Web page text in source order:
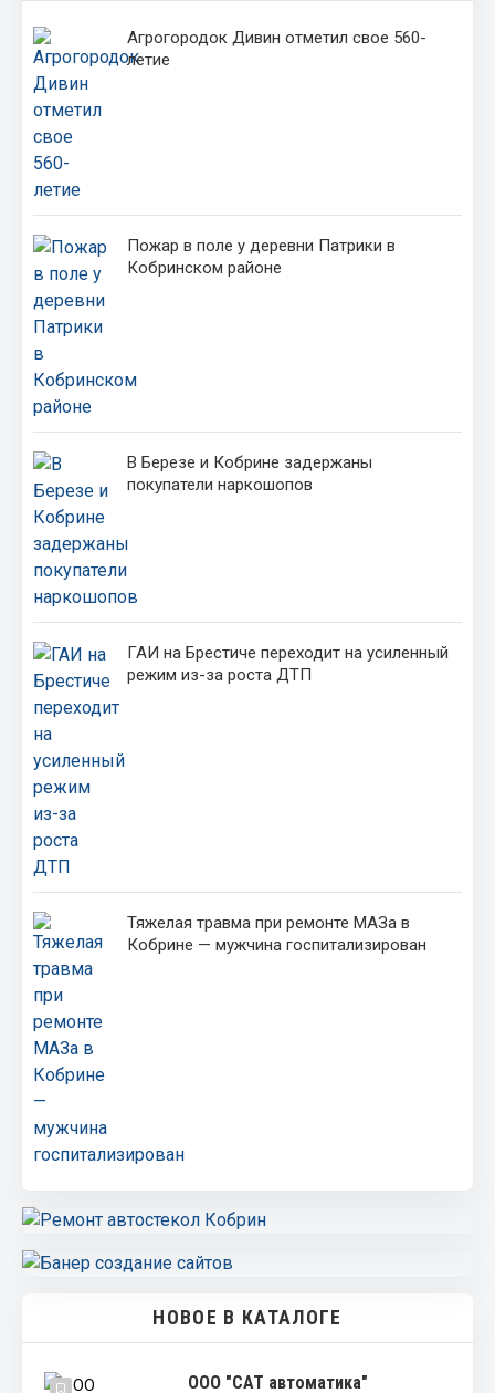
Агрогородок Дивин отметил свое 560-
летие
Пожар в поле у деревни Патрики в
Кобринском районе
В Березе и Кобрине задержаны
покупатели наркошопов
ГАИ на Брестиче переходит на усиленный
режим из-за роста ДТП
Тяжелая травма при ремонте МАЗа в
Кобрине — мужчина госпитализирован
НОВОЕ В КАТАЛОГЕ
ООО "САТ автоматика"